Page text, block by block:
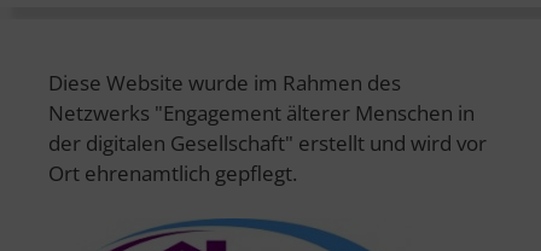
Diese Website wurde im Rahmen des
Netzwerks "Engagement älterer Menschen in
der digitalen Gesellschaft" erstellt und wird vor
Ort ehrenamtlich gepflegt.